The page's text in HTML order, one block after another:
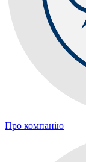
Про компанію